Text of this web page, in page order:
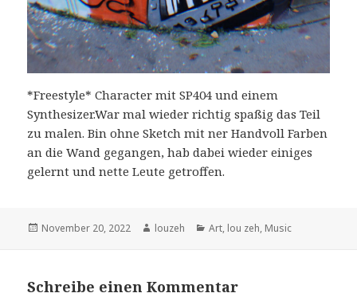
*Freestyle* Character mit SP404 und einem
Synthesizer.War mal wieder richtig spaßig das Teil
zu malen. Bin ohne Sketch mit ner Handvoll Farben
an die Wand gegangen, hab dabei wieder einiges
gelernt und nette Leute getroffen.
Veröffentlicht
November 20, 2022 Autor
louzeh Kategorien
Art, lou zeh, Music
Schreibe einen Kommentar